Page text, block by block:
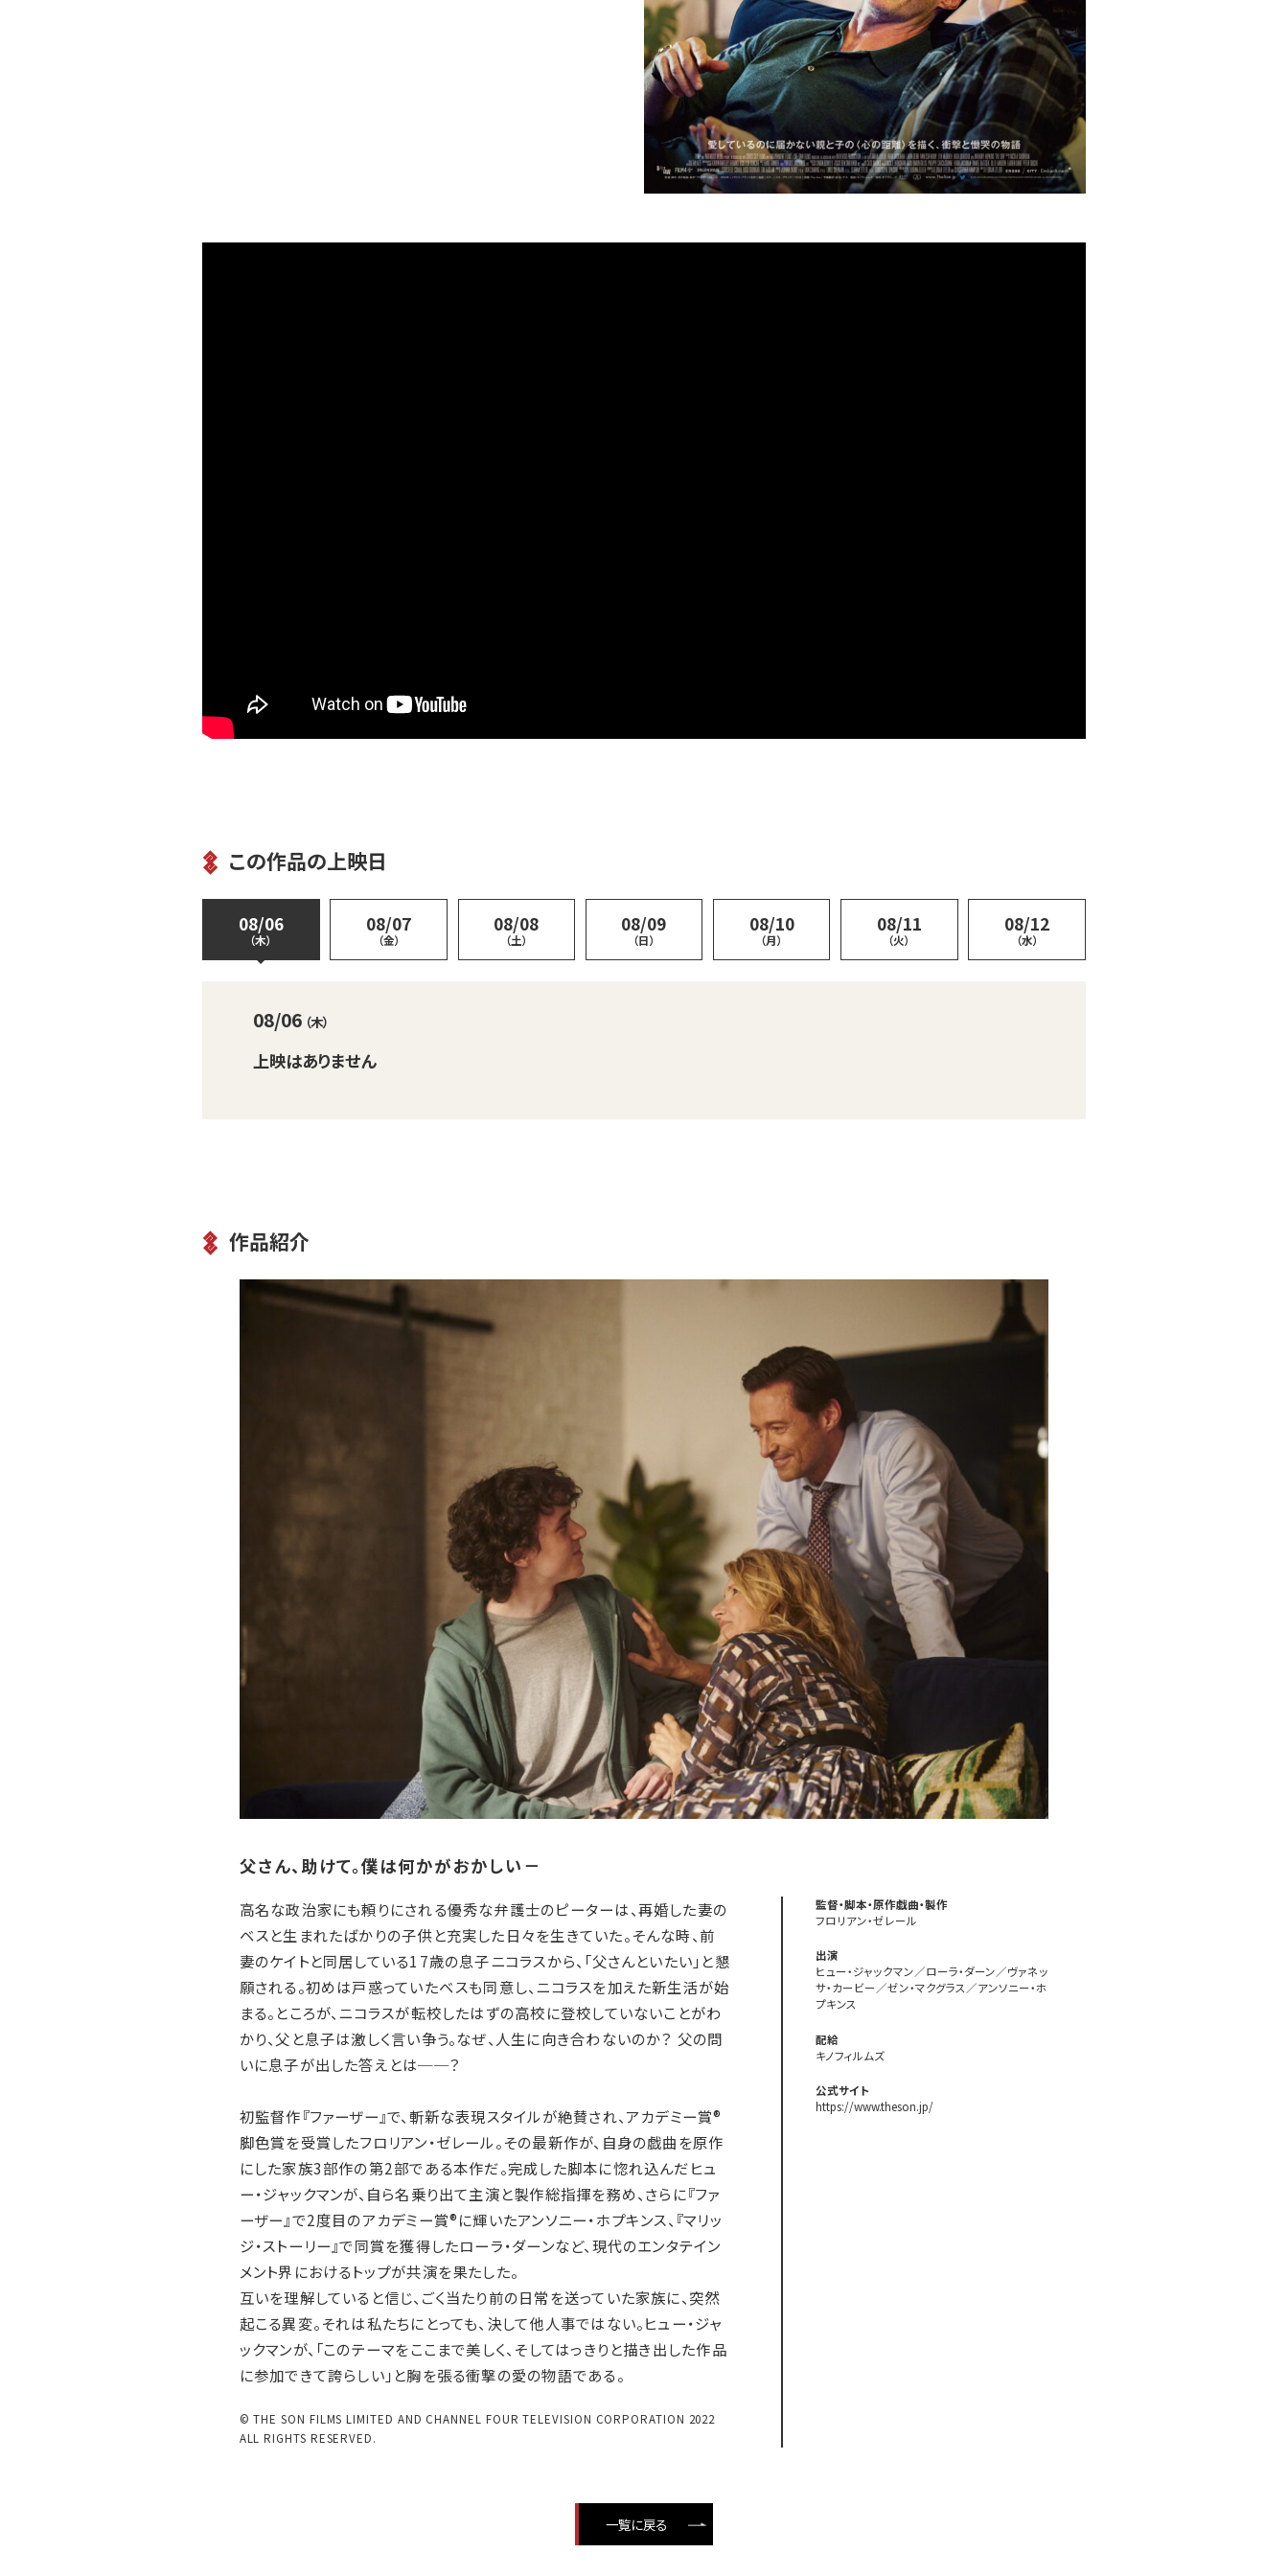
この作品の上映日
08/06
（木）
08/07
（金）
08/08
（土）
08/09
（日）
08/10
（月）
08/11
（火）
08/12
（水）
08/06 （木）
上映はありません
作品紹介
父さん、助けて。僕は何かがおかしい－
高名な政治家にも頼りにされる優秀な弁護士のピーターは、再婚した妻の
ベスと生まれたばかりの子供と充実した日々を生きていた。そんな時、前
妻のケイトと同居している17歳の息子ニコラスから、「父さんといたい」と懇
願される。初めは戸惑っていたベスも同意し、ニコラスを加えた新生活が始
まる。ところが、ニコラスが転校したはずの高校に登校していないことがわ
かり、父と息子は激しく言い争う。なぜ、人生に向き合わないのか？ 父の問
いに息子が出した答えとは──？
初監督作『ファーザー』で、斬新な表現スタイルが絶賛され、アカデミー賞®
脚色賞を受賞したフロリアン・ゼレール。その最新作が、自身の戯曲を原作
にした家族3部作の第2部である本作だ。完成した脚本に惚れ込んだヒュ
ー・ジャックマンが、自ら名乗り出て主演と製作総指揮を務め、さらに『ファ
ーザー』で2度目のアカデミー賞®に輝いたアンソニー・ホプキンス、『マリッ
ジ・ストーリー』で同賞を獲得したローラ・ダーンなど、現代のエンタテイン
メント界におけるトップが共演を果たした。
互いを理解していると信じ、ごく当たり前の日常を送っていた家族に、突然
起こる異変。それは私たちにとっても、決して他人事ではない。ヒュー・ジャ
ックマンが、「このテーマをここまで美しく、そしてはっきりと描き出した作品
に参加できて誇らしい」と胸を張る衝撃の愛の物語である。
© THE SON FILMS LIMITED AND CHANNEL FOUR TELEVISION CORPORATION 2022
ALL RIGHTS RESERVED.
監督・脚本・原作戯曲・製作
フロリアン・ゼレール
出演
ヒュー・ジャックマン／ローラ・ダーン／ヴァネッ
サ・カービー／ゼン・マクグラス／アンソニー・ホ
プキンス
配給
キノフィルムズ
公式サイト
https://www.theson.jp/
一覧に戻る